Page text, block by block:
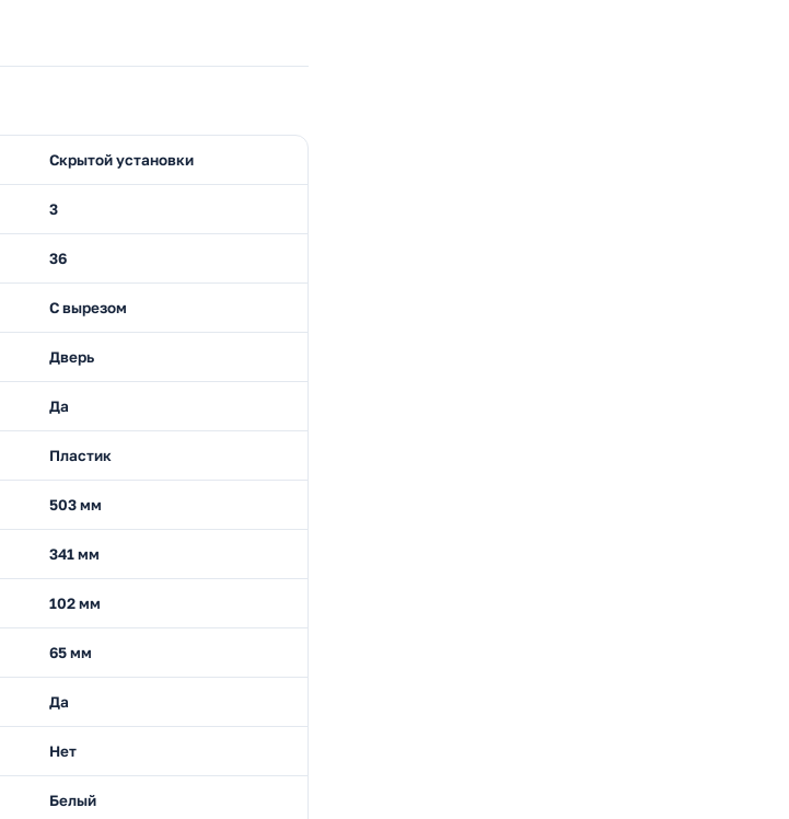
Скрытой установки
3
36
С вырезом
Дверь
Да
Пластик
503 мм
341 мм
102 мм
65 мм
Да
Нет
Белый